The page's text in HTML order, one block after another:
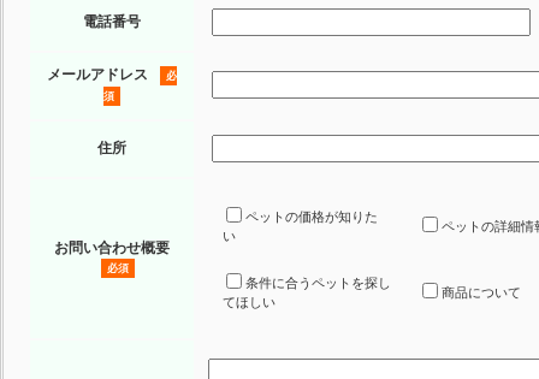
電話番号
メールアドレス
必
須
住所
お問い合わせ概要
必須
ペットの価格が知りた
い
ペットの詳細情
条件に合うペットを探し
てほしい
商品について